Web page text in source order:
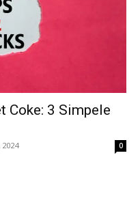
Coke: 3 Simpele
2024 0